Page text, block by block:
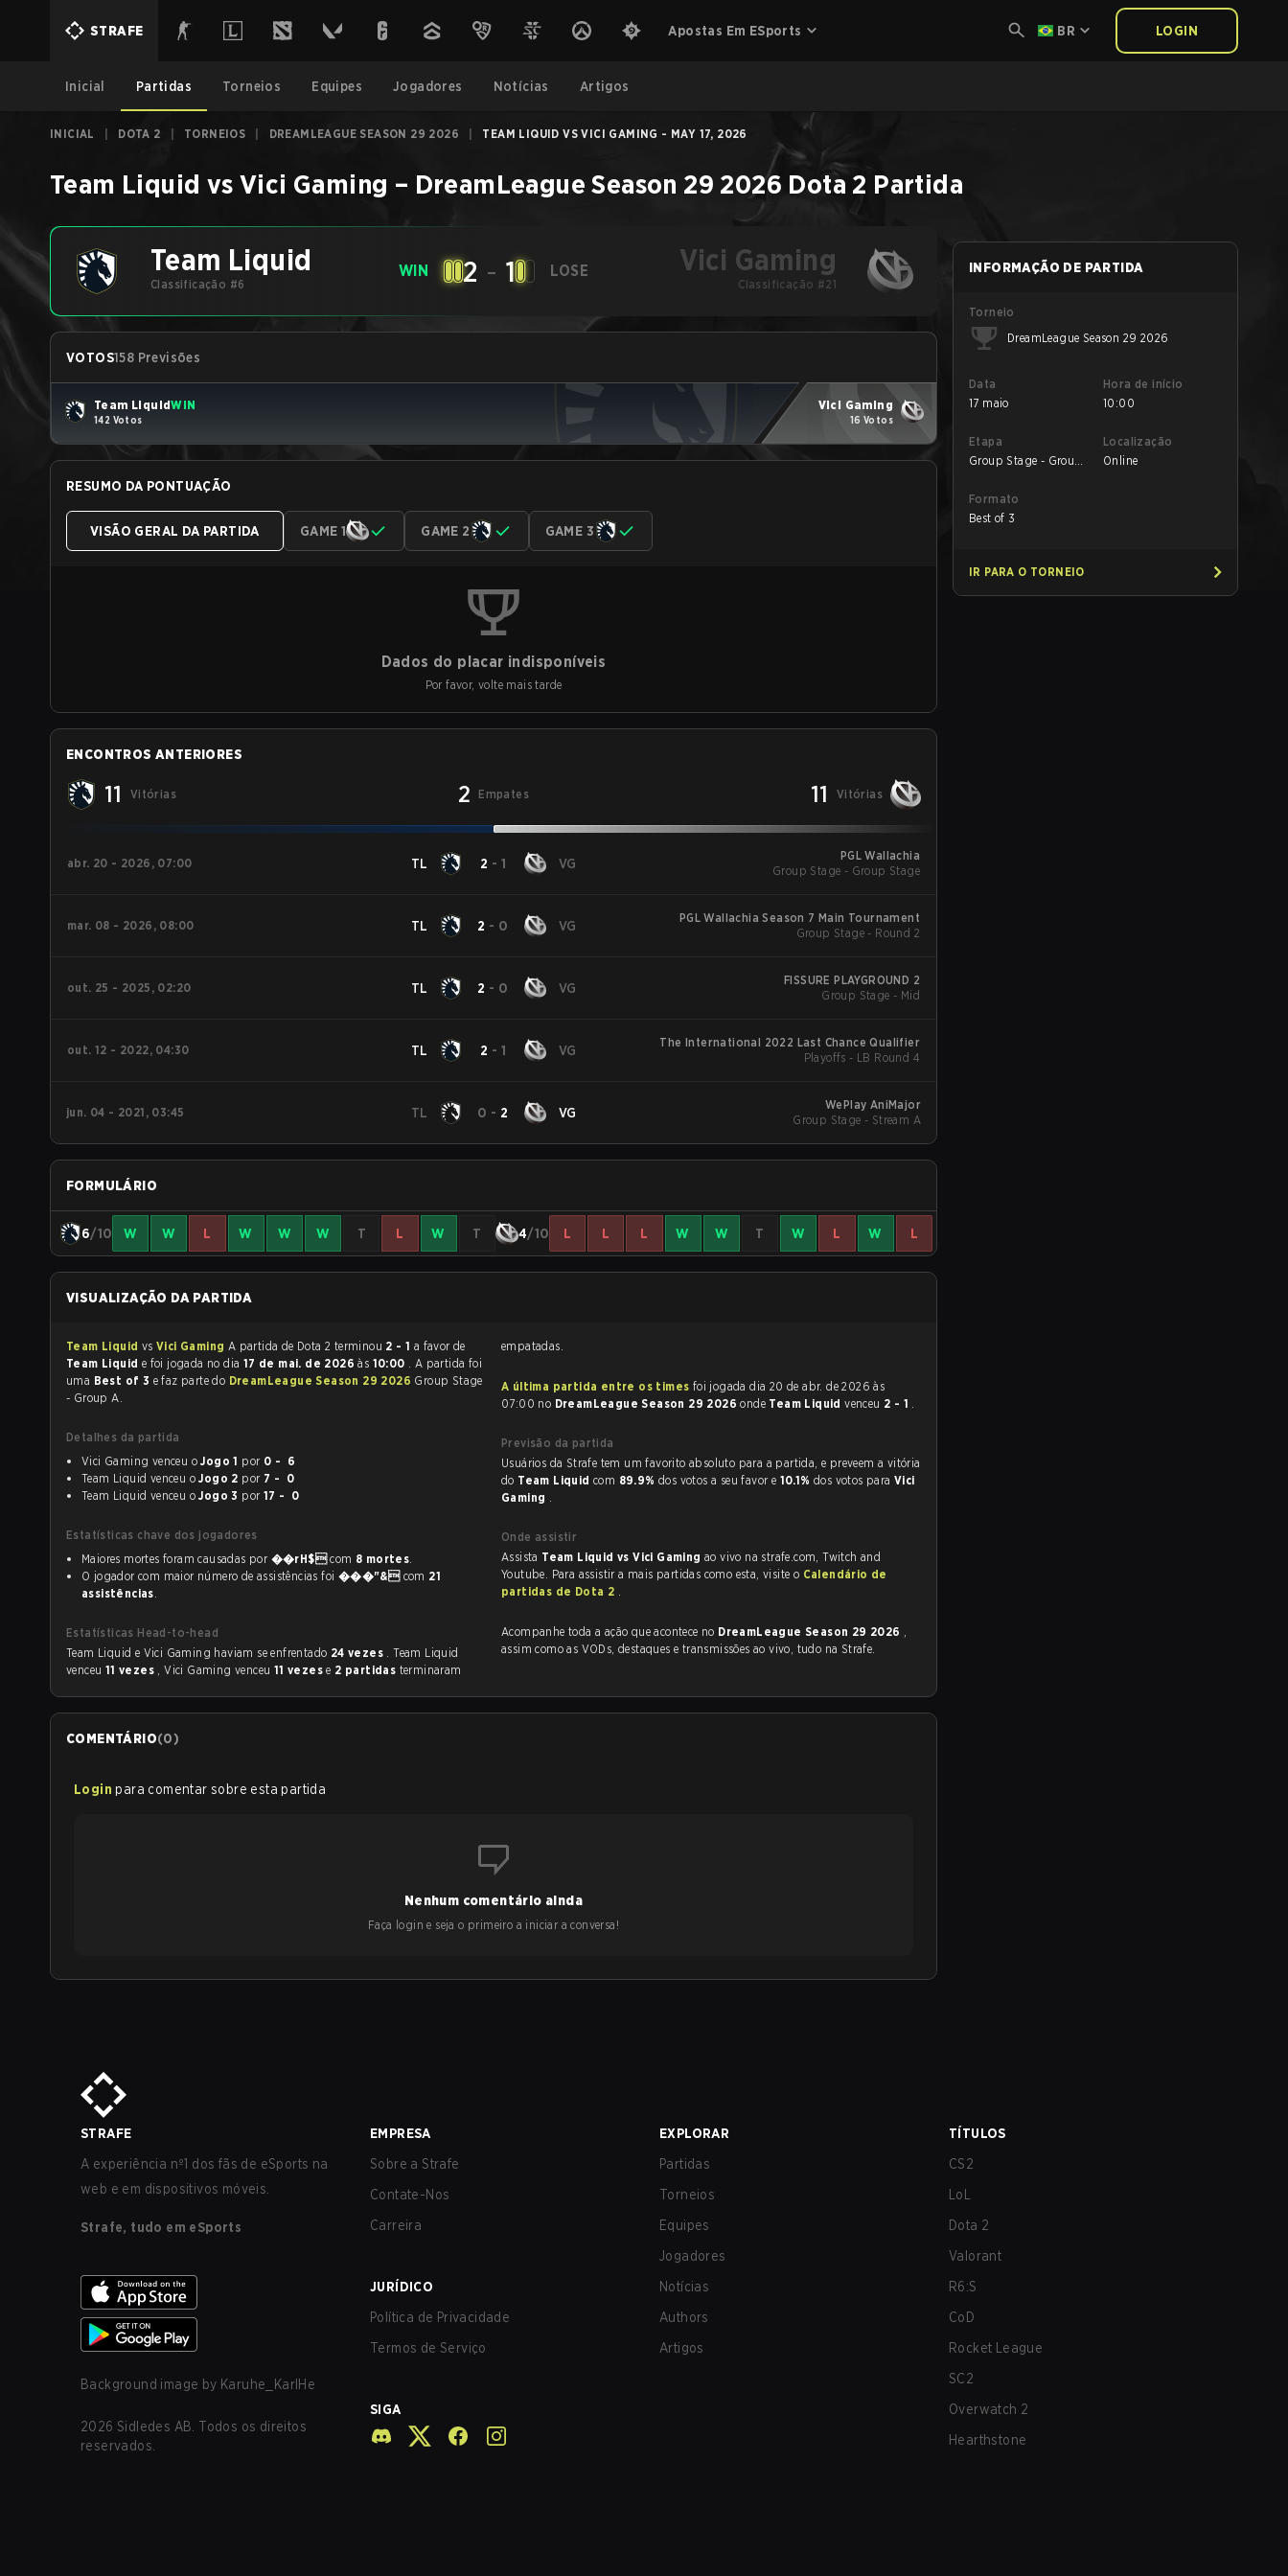
STRAFE Apostas Em ESports BR LOGIN
Inicial Partidas Torneios Equipes Jogadores Notícias Artigos
INICIAL DOTA 2 TORNEIOS DREAMLEAGUE SEASON 29 2026 TEAM LIQUID VS VICI GAMING - MAY 17, 2026
Team Liquid vs Vici Gaming – DreamLeague Season 29 2026 Dota 2 Partida
Team Liquid
Classificação #6
WIN 2 - 1 LOSE Vici Gaming
Classificação #21
VOTOS158 Previsões
Team LiquidWIN
142 Votos
Vici Gaming
16 Votos
RESUMO DA PONTUAÇÃO
VISÃO GERAL DA PARTIDA GAME 1 GAME 2 GAME 3
Dados do placar indisponíveis
Por favor, volte mais tarde
ENCONTROS ANTERIORES
11 Vitórias 2 Empates 11 Vitórias
abr. 20 - 2026, 07:00 TL 2 - 1 VG
PGL Wallachia
Group Stage - Group Stage
mar. 08 - 2026, 08:00 TL 2 - 0 VG
PGL Wallachia Season 7 Main Tournament
Group Stage - Round 2
out. 25 - 2025, 02:20 TL 2 - 0 VG
FISSURE PLAYGROUND 2
Group Stage - Mid
out. 12 - 2022, 04:30 TL 2 - 1 VG
The International 2022 Last Chance Qualifier
Playoffs - LB Round 4
jun. 04 - 2021, 03:45 TL 0 - 2 VG
WePlay AniMajor
Group Stage - Stream A
FORMULÁRIO
6/10 W W L W W W T L W T 4/10 L L L W W T W L W L
VISUALIZAÇÃO DA PARTIDA
Team Liquid vs Vici Gaming A partida de Dota 2 terminou 2 - 1 a favor de
Team Liquid
e foi jogada no dia 17 de mai. de 2026às 10:00 . A partida foi
uma Best of 3 e faz parte do DreamLeague Season 29 2026 Group Stage
- Group A.
Detalhes da partida
Vici Gaming venceu oJogo 1 por
0 - 6
Team Liquid venceu oJogo 2 por
7 - 0
Team Liquid venceu oJogo 3 por 17 - 0
Estatísticas chave dos jogadores
Maiores mortes foram causadas por ��rH$com 8 mortes.
O jogador com maior número de assistências foi ���"&com 21
assistências.
Estatísticas Head-to-head
Team Liquid e Vici Gaming haviam se enfrentado 24 vezes . Team Liquid
venceu 11 vezes , Vici Gaming venceu 11 vezese 2 partidas terminaram
empatadas.
A última partida entre os times
07:00 no DreamLeague Season 29 2026onde Team Liquidvenceu 2 - 1 .
Previsão da partida
Usuários da Strafe tem um favorito absoluto para a partida, e preveem a vitória
do Team Liquid com 89.9% dos votos a seu favor e 10.1% dos votos para Vici
Gaming .
Onde assistir
Assista Team Liquid vs Vici Gaming ao vivo na strafe.com, Twitch and
Youtube. Para assistir a mais partidas como esta, visite o Calendário de
partidas de Dota 2 .
Acompanhe toda a ação que acontece no DreamLeague Season 29 2026 ,
assim como as VODs, destaques e transmissões ao vivo, tudo na Strafe.
COMENTÁRIO(0)
Login para comentar sobre esta partida
Nenhum comentário ainda
Faça login e seja o primeiro a iniciar a conversa!
INFORMAÇÃO DE PARTIDA
Torneio
DreamLeague Season 29 2026
Data
17 maio
Hora de início
10:00
Etapa
Group Stage - Group
Localização
Online
Formato
Best of 3
IR PARA O TORNEIO
STRAFE
A experiência nº1 dos fãs de eSports na
web e em dispositivos móveis.
Strafe, tudo em eSports
Background image by Karuhe_KarlHe
2026 Sidledes AB. Todos os direitos
reservados.
EMPRESA
Sobre a Strafe
Contate-Nos
Carreira
JURÍDICO
Política de Privacidade
Termos de Serviço
SIGA
EXPLORAR
Partidas
Torneios
Equipes
Jogadores
Notícias
Authors
Artigos
TÍTULOS
CS2
LoL
Dota 2
Valorant
R6:S
CoD
Rocket League
SC2
Overwatch 2
Hearthstone